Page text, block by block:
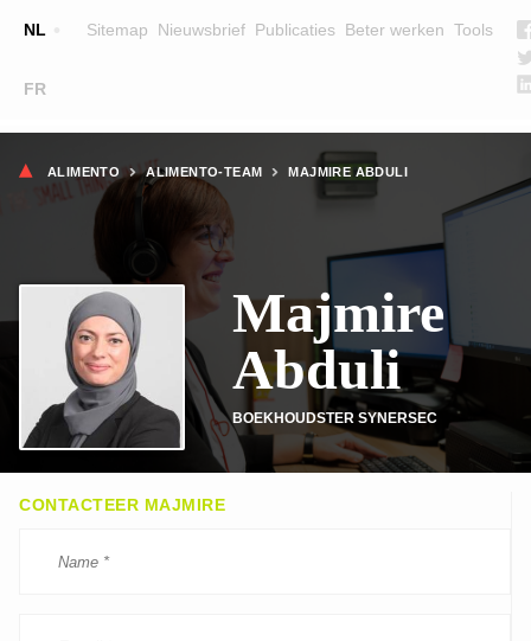
NL
FR
Sitemap Nieuwsbrief Publicaties Beter werken Tools
Main
navigation
LESGEVERS
WIE ZIJN WE
TEAM
CONTACT
ZOEK EEN OPLEIDING
Kruimelpad
ALIMENTO ALIMENTO-TEAM MAJMIRE ABDULI
Majmire
Abduli
BOEKHOUDSTER SYNERSEC
CONTACTEER MAJMIRE